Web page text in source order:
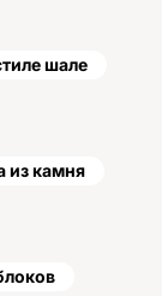
шале
из камня